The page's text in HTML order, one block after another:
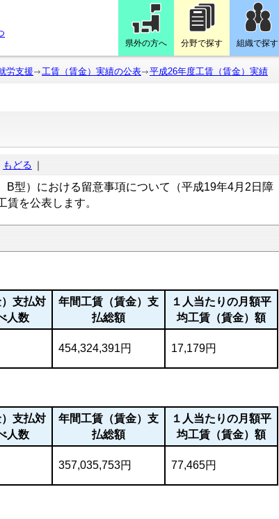
県外の方へ 分野で探す 組織で探す
労支援 工賃（賃金）実績の公表 平成26年度工賃（賃金）実績
もどる ｜
B型）における留意事項について（平成19年4月2日障
を公表します。
支払対
人数
年間工賃（賃金）支
払総額
１人当たりの月額平
均工賃（賃金）額
454,324,391円 17,179円
支払対
人数
年間工賃（賃金）支
払総額
１人当たりの月額平
均工賃（賃金）額
357,035,753円 77,465円